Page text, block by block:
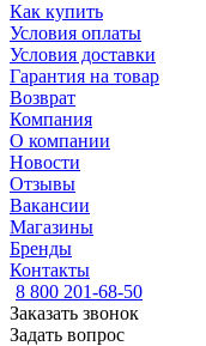
Как купить
Условия оплаты
Условия доставки
Гарантия на товар
Возврат
Компания
О компании
Новости
Отзывы
Вакансии
Магазины
Бренды
Контакты
8 800 201-68-50
Заказать звонок
Задать вопрос